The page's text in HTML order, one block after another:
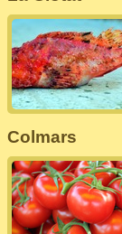
Colmars